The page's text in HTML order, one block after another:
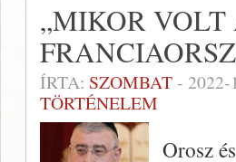
„MIKOR
ÍRTA: SZOMBAT- 2022-
TÖRTÉNELEM
Orosz